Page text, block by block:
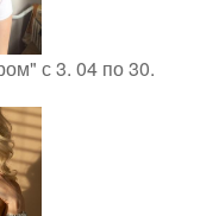
с 3. 04 по 30.